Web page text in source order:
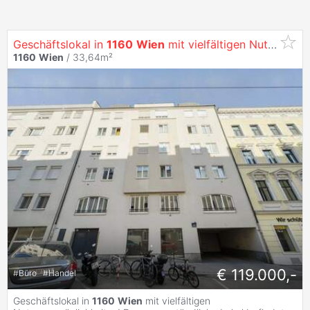
Geschäftslokal in 1160 Wien mit vielfältigen Nutzungsmöglichkeiten!
1160 Wien / 33,64m²
#Büro #Handel € 119.000,-
Geschäftslokal in 1160 Wien mit vielfältigen